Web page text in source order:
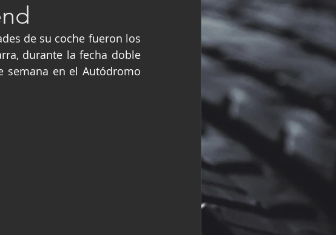
FIA WEC
FIA TCR Fórmula 2
de su coche fueron los
durante la fecha doble
semana en el Autódromo